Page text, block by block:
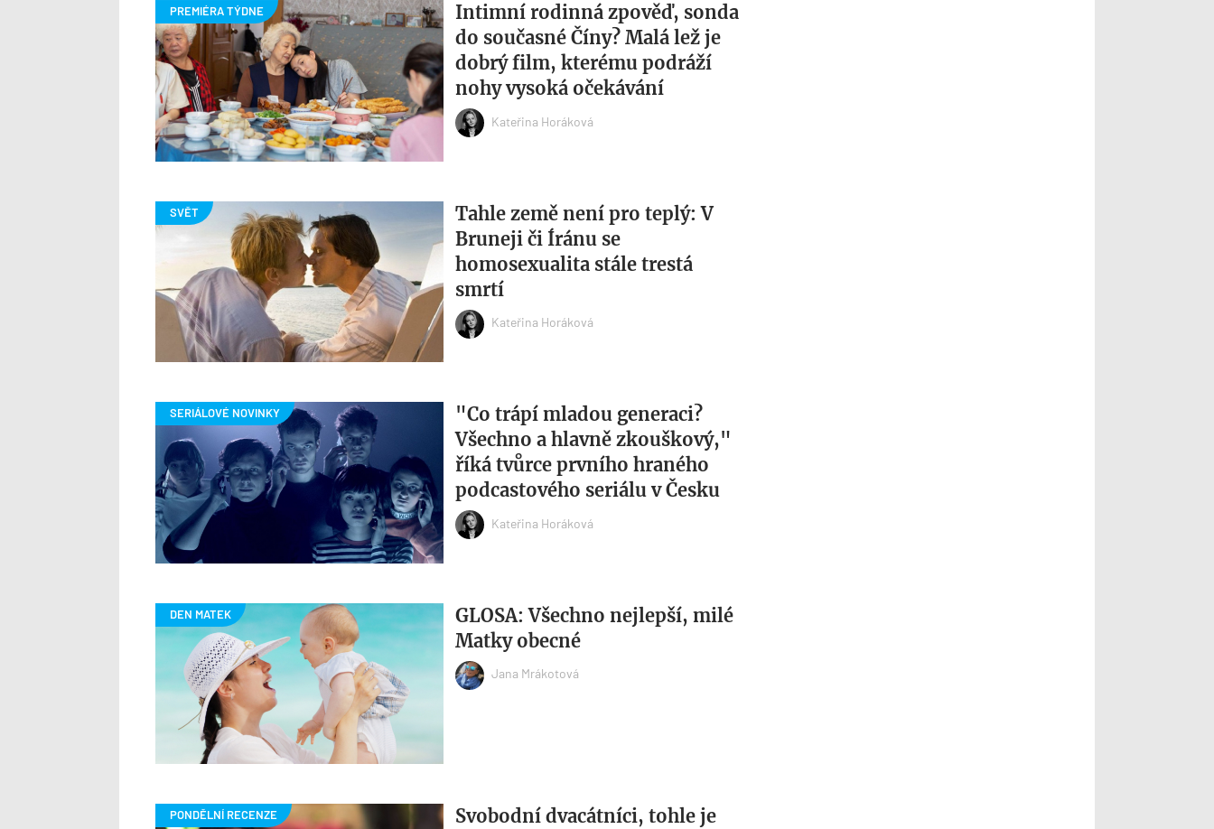
Intimní rodinná zpověď, sonda
do současné Číny? Malá lež je
dobrý film, kterému podráží
nohy vysoká očekávání
Kateřina Horáková
Tahle země není pro teplý: V
Bruneji či Íránu se
homosexualita stále trestá
smrtí
Kateřina Horáková
"Co trápí mladou generaci?
Všechno a hlavně zkouškový,"
říká tvůrce prvního hraného
podcastového seriálu v Česku
Kateřina Horáková
GLOSA: Všechno nejlepší, milé
Matky obecné
Jana Mrákotová
Svobodní dvacátníci, tohle je